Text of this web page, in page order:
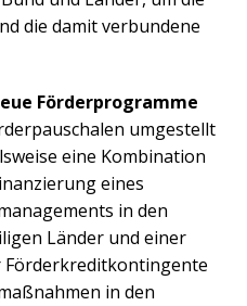
die damit verbundene
Förderprogramme
umgestellt
eine Kombination
eines
in den
Länder und einer
Förderkreditkontingente
in den